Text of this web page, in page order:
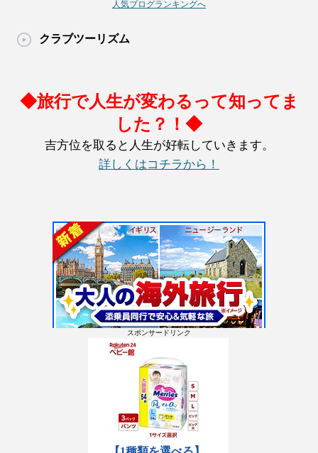
人気ブログランキングへ
クラブツーリズム
◆旅行で人生が変わるって知ってま
した？！◆
吉方位を取ると人生が好転していきます。
詳しくはコチラから！
スポンサードリンク